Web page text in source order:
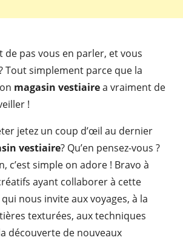
pas vous en parler, et vous
Tout simplement parce que la
magasin vestiairea vraiment de
!
jetez un coup d’œil au dernier
vestiaire? Qu’en pensez-vous ?
c’est simple on adore ! Bravo à
ayant collaborer à cette
nous invite aux voyages, à la
texturées, aux techniques
découverte de nouveaux